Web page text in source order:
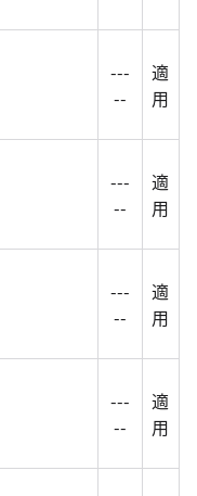
---
--
適
用
---
--
適
用
---
--
適
用
---
--
適
用